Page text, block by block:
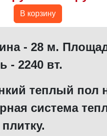
В корзину
- 28 м.
- 2240 вт.
теплый пол
система